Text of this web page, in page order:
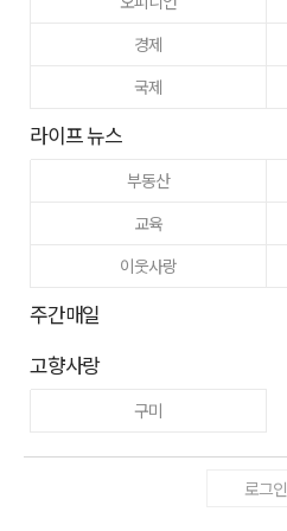
경제
국제
라이프 뉴스
부동산
교육
이웃사랑
주간매일
고향사랑
구미
로그인